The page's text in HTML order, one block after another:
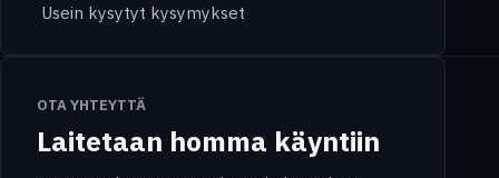
Usein kysytyt kysymykset
OTA YHTEYTTÄ
Laitetaan homma käyntiin